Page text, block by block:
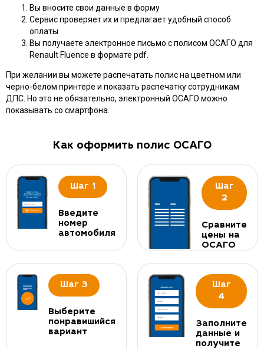
Вы вносите свои данные в форму
Сервис проверяет их и предлагает удобный способ
оплаты
Вы получаете электронное письмо с полисом ОСАГО для
Renault Fluence в формате pdf.
При желании вы можете распечатать полис на цветном или
черно-белом принтере и показать распечатку сотрудникам
ДПС. Но это не обязательно, электронный ОСАГО можно
показывать со смартфона.
Как оформить полис ОСАГО
Шаг 1
Введите
номер
автомобиля
Шаг
2
Сравните
цены на
ОСАГО
Шаг 3
Выберите
понравишийся
вариант
Шаг
4
Заполните
данные и
получите